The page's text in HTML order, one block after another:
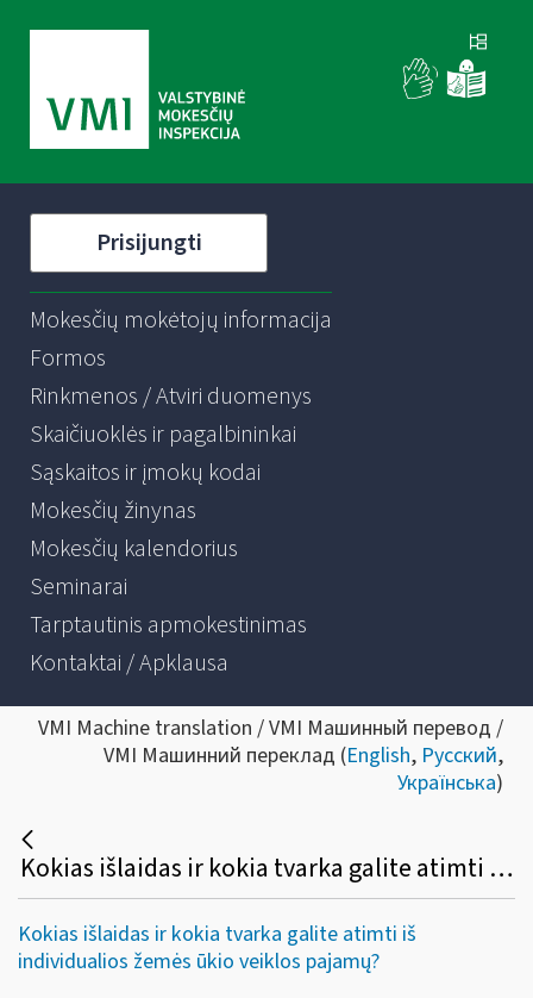
Prisijungti
Mokesčių mokėtojų informacija
Formos
Rinkmenos / Atviri duomenys
Skaičiuoklės ir pagalbininkai
Sąskaitos ir įmokų kodai
Mokesčių žinynas
Mokesčių kalendorius
Seminarai
Tarptautinis apmokestinimas
Kontaktai / Apklausa
VMI Machine translation / VMI Машинный перевод /
VMI Машинний переклад (English, Русский,
Українська)
Kokias išlaidas ir kokia tvarka galite atimti iš individualios žemės ūkio veiklos pajamų?
Kokias išlaidas ir kokia tvarka galite atimti iš
individualios žemės ūkio veiklos pajamų?